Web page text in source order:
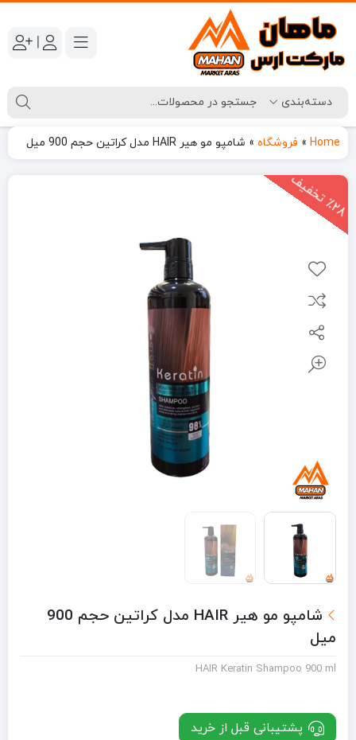
|
Home
» فروشگاه » شامپو مو هیر HAIR مدل کراتین حجم 900 میل
٪2
8
ت
خ
ف
یف
شامپو مو هیر HAIR مدل کراتین حجم 900
میل
HAIR Keratin Shampoo 900 ml
پشتیبانی قبل از خرید